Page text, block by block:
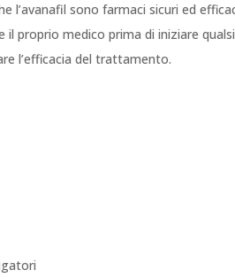
l’avanafil sono farmaci sicuri ed
il proprio medico prima di iniziare
l’efficacia del trattamento.